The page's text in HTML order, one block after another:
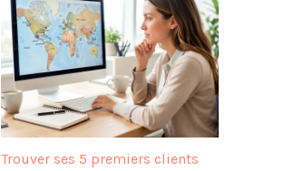
Trouver ses 5 premiers clients